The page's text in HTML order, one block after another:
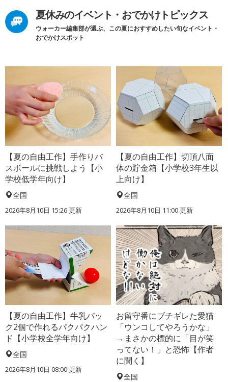
夏休みのイベント・おでかけトピックス
ウォーカー編集部が選ぶ、この夏におすすめしたい旬なイベント・
おでかけスポット
【夏の自由工作】手作りバ
スボールに挑戦しよう【小
学校低学年向け】
全国
2026年8月10日 15:26更新
【夏の自由工作】切頂八面
体の貯金箱【小学校3年生以
上向け】
全国
2026年8月10日 11:00更新
【夏の自由工作】牛乳パッ
ク2個で作れるパクパクハン
ド【小学校全学年向け】
全国
2026年8月10日 08:00更新
お留守番にブチギレた愛猫
「ウンコしてやろうかな」
→まさかの標的に「目が笑
ってない！」と恐怖【作者
に聞く】
全国